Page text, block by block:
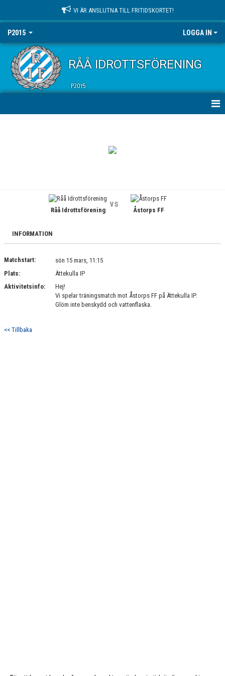
VI ÄR ANSLUTNA TILL FRITIDSKORTET!
P2015 LOGGA IN
RÅÅ IDROTTSFÖRENING
P2015
BILDGALLERI
KONTAKT
Råå Idrottsförening
vs
Åstorps FF
INFORMATION
Matchstart:
sön 15 mars, 11:15
Plats:
Ättekulla IP
Aktivitetsinfo:
Hej!
Vi spelar träningsmatch mot Åstorps FF på Ättekulla IP.
Glöm inte benskydd och vattenflaska.
<< Tillbaka